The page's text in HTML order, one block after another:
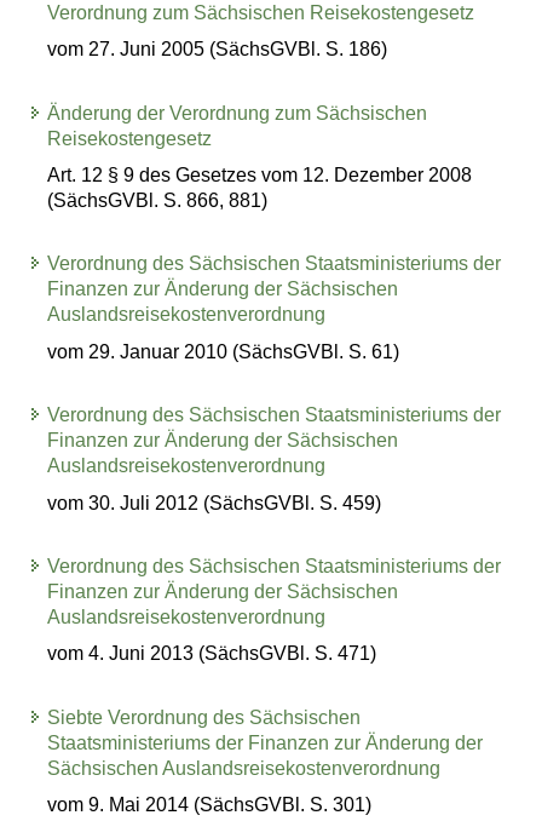
Verordnung zum Sächsischen Reisekostengesetz
vom 27. Juni 2005 (SächsGVBl. S. 186)
Änderung der Verordnung zum Sächsischen
Reisekostengesetz
Art. 12 § 9 des Gesetzes vom 12. Dezember 2008
(SächsGVBl. S. 866, 881)
Verordnung des Sächsischen Staatsministeriums der
Finanzen zur Änderung der Sächsischen
Auslandsreisekostenverordnung
vom 29. Januar 2010 (SächsGVBl. S. 61)
Verordnung des Sächsischen Staatsministeriums der
Finanzen zur Änderung der Sächsischen
Auslandsreisekostenverordnung
vom 30. Juli 2012 (SächsGVBl. S. 459)
Verordnung des Sächsischen Staatsministeriums der
Finanzen zur Änderung der Sächsischen
Auslandsreisekostenverordnung
vom 4. Juni 2013 (SächsGVBl. S. 471)
Siebte Verordnung des Sächsischen
Staatsministeriums der Finanzen zur Änderung der
Sächsischen Auslandsreisekostenverordnung
vom 9. Mai 2014 (SächsGVBl. S. 301)